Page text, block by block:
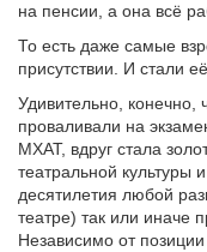
на пенсии, а она всё
То есть даже самые
присутствии. И стали
Удивительно, конечно,
проваливали на
МХАТ, вдруг стала
театральной культуры
десятилетия любой
театре) так или иначе
Независимо от